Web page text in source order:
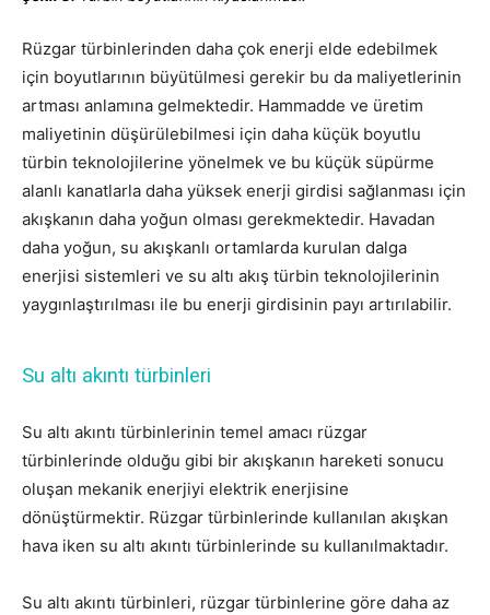
Rüzgar türbinlerinden daha çok enerji elde edebilmek
için boyutlarının büyütülmesi gerekir bu da maliyetlerinin
artması anlamına gelmektedir. Hammadde ve üretim
maliyetinin düşürülebilmesi için daha küçük boyutlu
türbin teknolojilerine yönelmek ve bu küçük süpürme
alanlı kanatlarla daha yüksek enerji girdisi sağlanması için
akışkanın daha yoğun olması gerekmektedir. Havadan
daha yoğun, su akışkanlı ortamlarda kurulan dalga
enerjisi sistemleri ve su altı akış türbin teknolojilerinin
yaygınlaştırılması ile bu enerji girdisinin payı artırılabilir.
Su altı akıntı türbinleri
Su altı akıntı türbinlerinin temel amacı rüzgar
türbinlerinde olduğu gibi bir akışkanın hareketi sonucu
oluşan mekanik enerjiyi elektrik enerjisine
dönüştürmektir. Rüzgar türbinlerinde kullanılan akışkan
hava iken su altı akıntı türbinlerinde su kullanılmaktadır.
Su altı akıntı türbinleri, rüzgar türbinlerine göre daha az